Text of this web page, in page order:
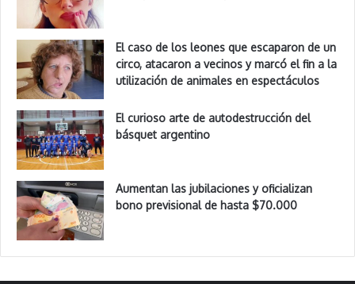
El caso de los leones que escaparon de un
circo, atacaron a vecinos y marcó el fin a la
utilización de animales en espectáculos
El curioso arte de autodestrucción del
básquet argentino
Aumentan las jubilaciones y oficializan
bono previsional de hasta $70.000